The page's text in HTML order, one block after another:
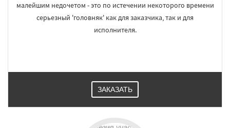
малейшим недочетом - это по истечении некоторого времени
серьезный 'головняк' как для заказчика, так и для
исполнителя.
ЗАКАЗАТЬ